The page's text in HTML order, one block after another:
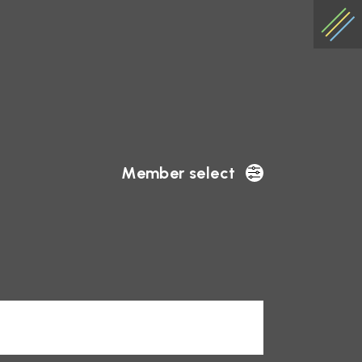
Member select